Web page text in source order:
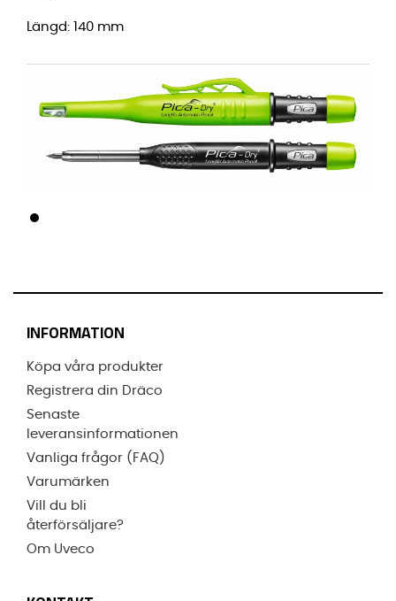
Längd: 140 mm
INFORMATION
Köpa våra produkter
Registrera din Dräco
Senaste
leveransinformationen
Vanliga frågor (FAQ)
Varumärken
Vill du bli
återförsäljare?
Om Uveco